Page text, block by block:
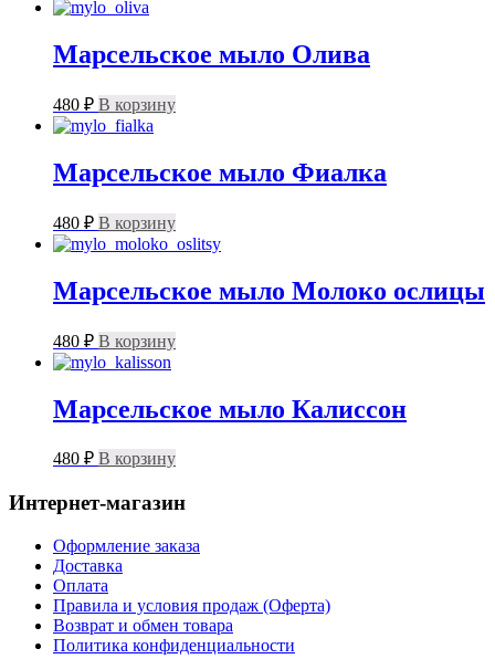
Марсельское мыло Олива
480 ₽ В корзину
Марсельское мыло Фиалка
480 ₽ В корзину
Марсельское мыло Молоко ослицы
480 ₽ В корзину
Марсельское мыло Калиссон
480 ₽ В корзину
Интернет-магазин
Оформление заказа
Доставка
Оплата
Правила и условия продаж (Оферта)
Возврат и обмен товара
Политика конфиденциальности